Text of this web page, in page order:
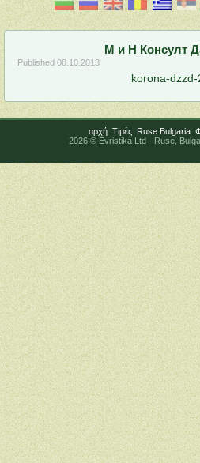
М и Н Консулт
Published 08.10.2013
korona-dzzd-
αρχή Tιμές Ruse Bulgaria
2026 © Evristika Ltd - Ruse,